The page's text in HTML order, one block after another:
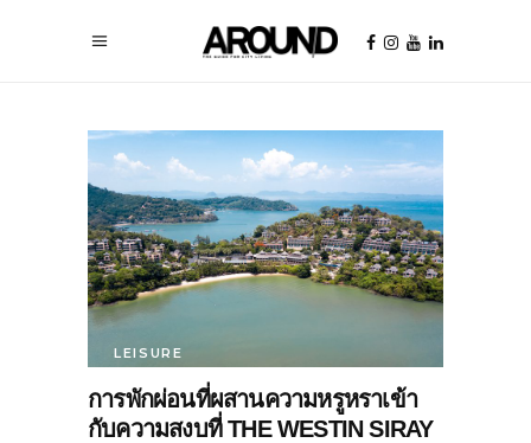
LEISURE
การพักผ่อนที่ผสานความหรูหราเข้า
กับความสงบที่ THE WESTIN SIRAY